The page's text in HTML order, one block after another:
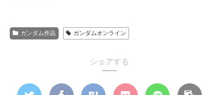
ガンダム作品 ガンダムオンライン
シェアする